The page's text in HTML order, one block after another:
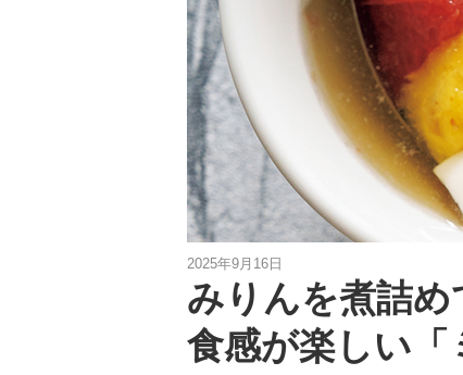
2025年9月16日
みりんを煮詰
食感が楽しい